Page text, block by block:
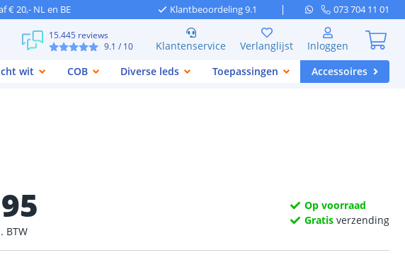
€ 20,- NL en BE Klantbeoordeling 9.1 073 704 11 01
15.445 reviews
9.1 / 10 Klantenservice Verlanglijst
Inloggen
wit COB Diverse leds Toepassingen Accessoires
95
BTW
Op voorraad
Gratis verzending